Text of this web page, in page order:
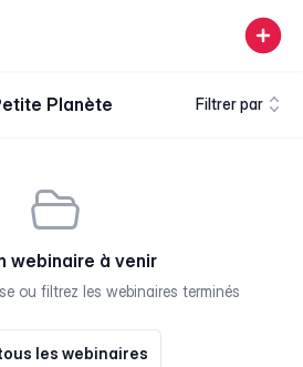
Planète Filtrer par
webinaire à venir
ou filtrez les webinaires terminés
les webinaires